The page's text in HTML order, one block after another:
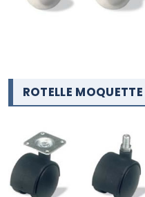
ROTELLE MOQUETTE